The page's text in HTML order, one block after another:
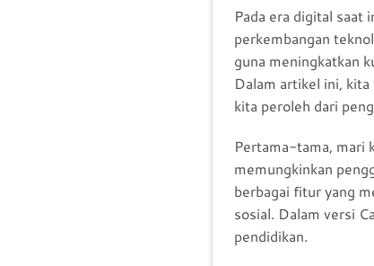
Pada era digital saat
perkembangan
guna meningkatkan
Dalam artikel ini,
kita peroleh dari
Pertama-tama, mari
memungkinkan
berbagai fitur yang
sosial. Dalam versi
pendidikan.